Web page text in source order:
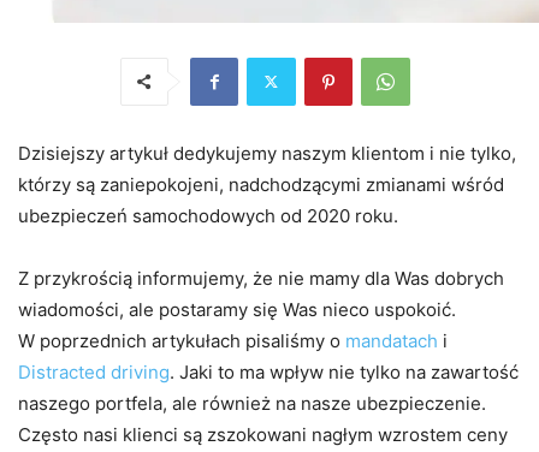
Dzisiejszy artykuł dedykujemy naszym klientom i nie tylko,
którzy są zaniepokojeni, nadchodzącymi zmianami wśród
ubezpieczeń samochodowych od 2020 roku.
Z przykrością informujemy, że nie mamy dla Was dobrych
wiadomości, ale postaramy się Was nieco uspokoić.
W poprzednich artykułach pisaliśmy o mandatach i
Distracted driving. Jaki to ma wpływ nie tylko na zawartość
naszego portfela, ale również na nasze ubezpieczenie.
Często nasi klienci są zszokowani nagłym wzrostem ceny